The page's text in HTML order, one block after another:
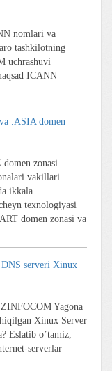
nomlari va
tashkilotning
uchrashuvi
ICANN
.ASIA domen
zonasi
vakillari
ikkala
texnologiyasi
domen zonasi va
DNS serveri Xinux
Yagona
Xinux Server
Eslatib o’tamiz,
serverlar